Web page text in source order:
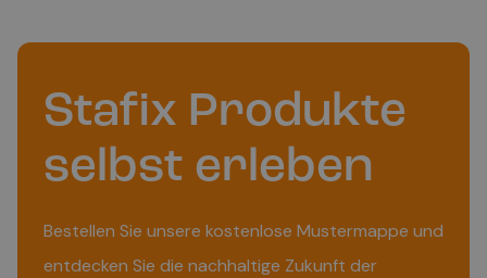
Stafix Produkte
selbst erleben
Bestellen Sie unsere kostenlose Mustermappe und
entdecken Sie die nachhaltige Zukunft der